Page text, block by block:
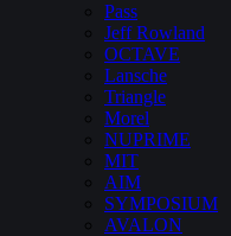
Pass
Jeff Rowland
OCTAVE
Lansche
Triangle
Morel
NUPRIME
MIT
AIM
SYMPOSIUM
AVALON